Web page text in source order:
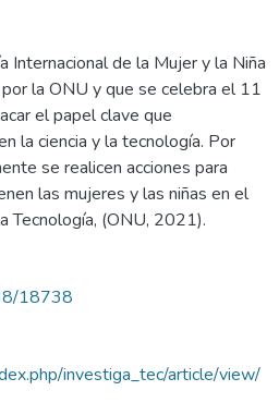
Internacional de la Mujer y la Niña
la ONU y que se celebra el 11
el papel clave que
la ciencia y la tecnología. Por
se realicen acciones para
las mujeres y las niñas en el
Tecnología, (ONU, 2021).
18738
investiga_tec/article/view/